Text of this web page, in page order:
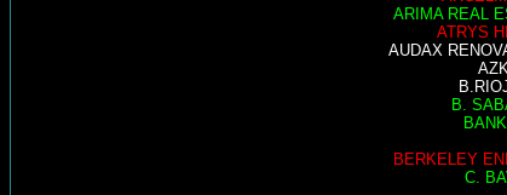
ARIMA REAL
ATRYS
AUDAX
B.
BERKELEY
C.